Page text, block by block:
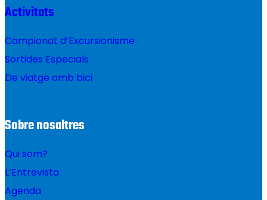
Activitats
Campionat d’Excursionisme
Sortides Especials
De viatge amb bici
Sobre nosaltres
Qui som?
L’Entrevista
Agenda